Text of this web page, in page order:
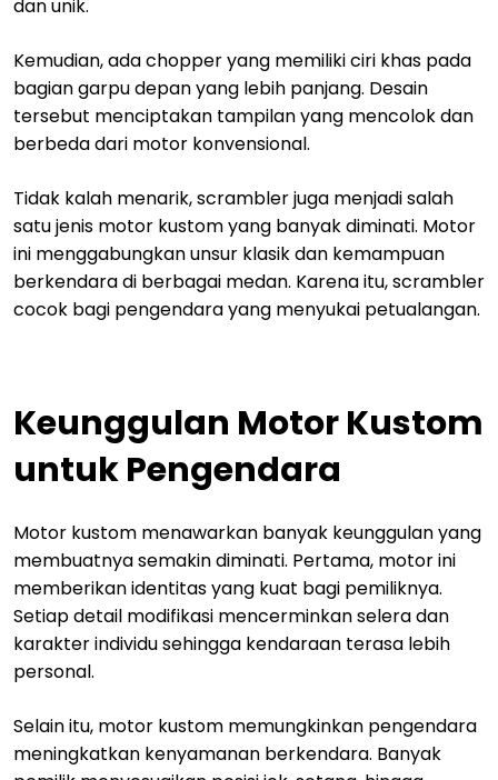
dan unik.
Kemudian, ada chopper yang memiliki ciri khas pada
bagian garpu depan yang lebih panjang. Desain
tersebut menciptakan tampilan yang mencolok dan
berbeda dari motor konvensional.
Tidak kalah menarik, scrambler juga menjadi salah
satu jenis motor kustom yang banyak diminati. Motor
ini menggabungkan unsur klasik dan kemampuan
berkendara di berbagai medan. Karena itu, scrambler
cocok bagi pengendara yang menyukai petualangan.
Keunggulan Motor Kustom
untuk Pengendara
Motor kustom menawarkan banyak keunggulan yang
membuatnya semakin diminati. Pertama, motor ini
memberikan identitas yang kuat bagi pemiliknya.
Setiap detail modifikasi mencerminkan selera dan
karakter individu sehingga kendaraan terasa lebih
personal.
Selain itu, motor kustom memungkinkan pengendara
meningkatkan kenyamanan berkendara. Banyak